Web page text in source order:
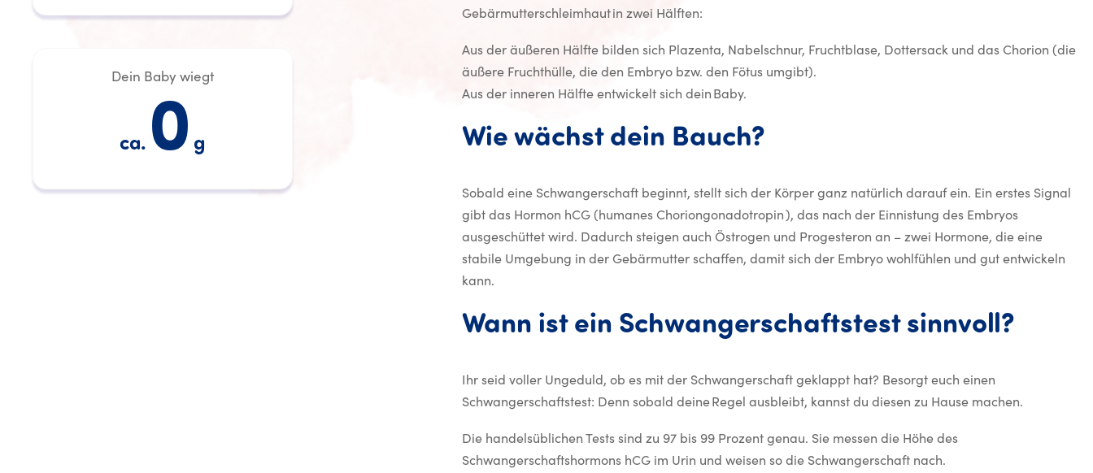
Dein Baby wiegt
ca.
0
g
Gebärmutterschleimhaut in zwei Hälften:
Aus der äußeren Hälfte bilden sich Plazenta, Nabelschnur, Fruchtblase, Dottersack und das Chorion (die
äußere Fruchthülle, die den Embryo bzw. den Fötus umgibt).
Aus der inneren Hälfte entwickelt sich dein Baby.
Wie wächst dein Bauch?
Sobald eine Schwangerschaft beginnt, stellt sich der Körper ganz natürlich darauf ein. Ein erstes Signal
gibt das Hormon hCG (humanes Choriongonadotropin ), das nach der Einnistung des Embryos
ausgeschüttet wird. Dadurch steigen auch Östrogen und Progesteron an – zwei Hormone, die eine
stabile Umgebung in der Gebärmutter schaffen, damit sich der Embryo wohlfühlen und gut entwickeln
kann.
Wann ist ein Schwangerschaftstest sinnvoll?
Ihr seid voller Ungeduld, ob es mit der Schwangerschaft geklappt hat? Besorgt euch einen
Schwangerschaftstest: Denn sobald deine Regel ausbleibt, kannst du diesen zu Hause machen.
Die handelsüblichen Tests sind zu 97 bis 99 Prozent genau. Sie messen die Höhe des
Schwangerschaftshormons hCG im Urin und weisen so die Schwangerschaft nach.